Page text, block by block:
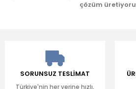
çözüm
SORUNSUZ TESLİMAT
Türkiye'nin her yerine hızlı,